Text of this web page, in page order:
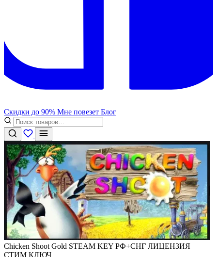
Скидки до 90% Мне повезет Блог
Chicken Shoot Gold STEAM KEY РФ+СНГ ЛИЦЕНЗИЯ
СТИМ КЛЮЧ